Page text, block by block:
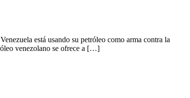
está usando su petróleo como arma contra la
venezolano se ofrece a […]